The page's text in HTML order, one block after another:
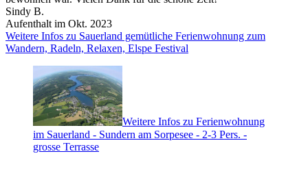
Sindy B.
Aufenthalt im Okt. 2023
Weitere Infos zu Sauerland gemütliche Ferienwohnung zum
Wandern, Radeln, Relaxen, Elspe Festival
Weitere Infos zu Ferienwohnung
im Sauerland - Sundern am Sorpesee - 2-3 Pers. -
grosse Terrasse